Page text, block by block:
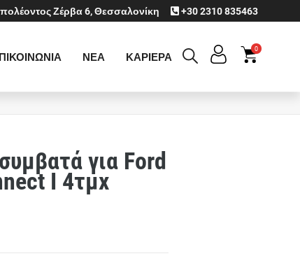
Ζέρβα 6, Θεσσαλονίκη +30 2310 835463
ΝΕΑ ΚΑΡΙΕΡΑ
0
για Ford
I 4τμχ